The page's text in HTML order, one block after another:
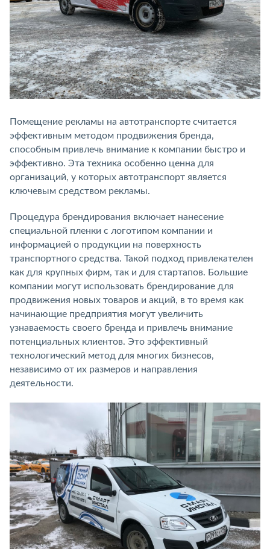
Помещение рекламы на автотранспорте считается
эффективным методом продвижения бренда,
способным привлечь внимание к компании быстро и
эффективно. Эта техника особенно ценна для
организаций, у которых автотранспорт является
ключевым средством рекламы.
Процедура брендирования включает нанесение
специальной пленки с логотипом компании и
информацией о продукции на поверхность
транспортного средства. Такой подход привлекателен
как для крупных фирм, так и для стартапов. Большие
компании могут использовать брендирование для
продвижения новых товаров и акций, в то время как
начинающие предприятия могут увеличить
узнаваемость своего бренда и привлечь внимание
потенциальных клиентов. Это эффективный
технологический метод для многих бизнесов,
независимо от их размеров и направления
деятельности.